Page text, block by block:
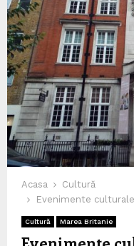
Acasa
Cultură
Evenimente
Cultură Marea Britanie